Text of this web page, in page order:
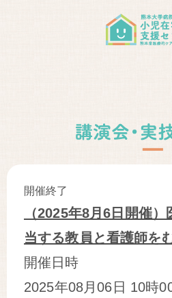
開催終了
（2025年8月6日開催
当する教員と看護師を
開催日時
2025年08月06日 10時